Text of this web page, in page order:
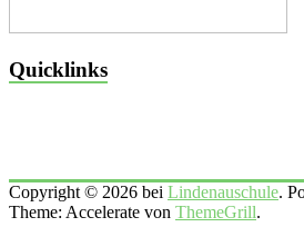
Quicklinks
Copyright © 2026 bei Lindenauschule.
Theme: Accelerate von ThemeGrill.